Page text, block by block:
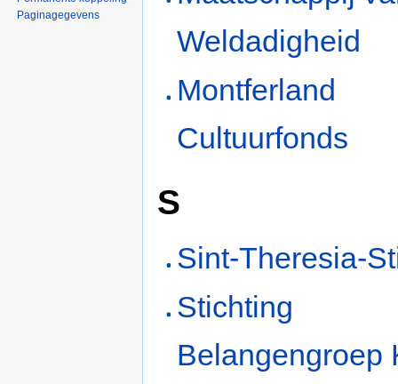
Weldadigheid
Montferland
Cultuurfonds
S
Sint-Theresia-
Stichting
Belangengroep
Paginagegevens